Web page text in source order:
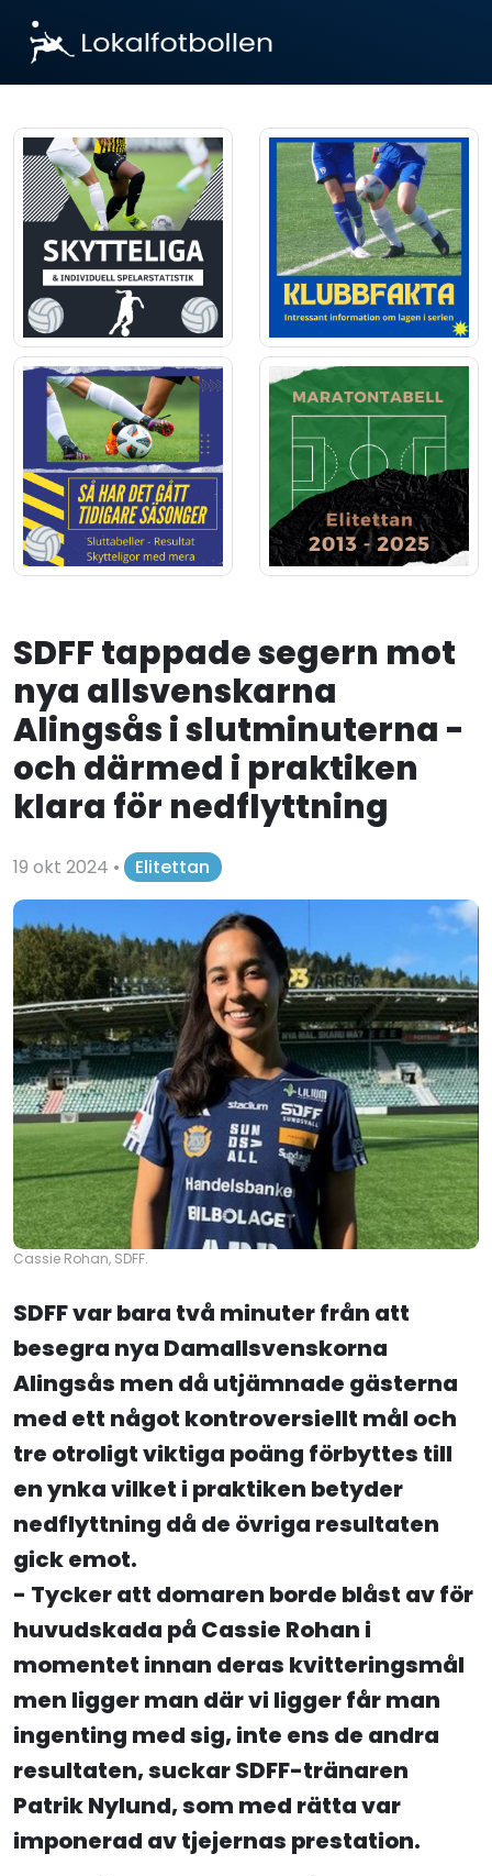
SDFF tappade segern mot
nya allsvenskarna
Alingsås i slutminuterna -
och därmed i praktiken
klara för nedflyttning
19 okt 2024 • Elitettan
Cassie Rohan, SDFF.
SDFF var bara två minuter från att
besegra nya Damallsvenskorna
Alingsås men då utjämnade gästerna
med ett något kontroversiellt mål och
tre otroligt viktiga poäng förbyttes till
en ynka vilket i praktiken betyder
nedflyttning då de övriga resultaten
gick emot.
- Tycker att domaren borde blåst av för
huvudskada på Cassie Rohan i
momentet innan deras kvitteringsmål
men ligger man där vi ligger får man
ingenting med sig, inte ens de andra
resultaten, suckar SDFF-tränaren
Patrik Nylund, som med rätta var
imponerad av tjejernas prestation.